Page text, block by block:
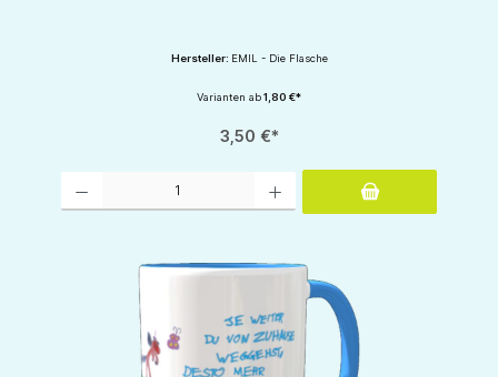
Hersteller: EMIL - Die Flasche
Varianten ab1,80 €*
3,50 €*